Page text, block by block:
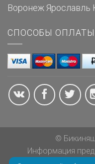
Воронеж Ярославль
СПОСОБЫ ОПЛАТЫ
©
Информация